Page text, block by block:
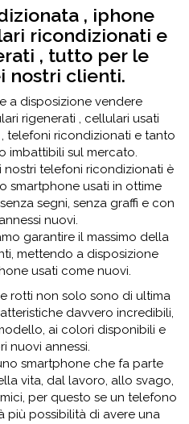
, iphone
ricondizionati e
, tutto per le
nostri clienti.
a disposizione vendere
rigenerati , cellulari usati
telefoni ricondizionati e tanto
imbattibili sul mercato.
telefoni ricondizionati è
smartphone usati in ottime
segni, senza graffi e con
nuovi.
garantire il massimo della
mettendo a disposizione
usati come nuovi.
rotti non solo sono di ultima
davvero incredibili,
ai colori disponibili e
nuovi annessi.
smartphone che fa parte
vita, dal lavoro, allo svago,
per questo se un telefono
più possibilità di avere una